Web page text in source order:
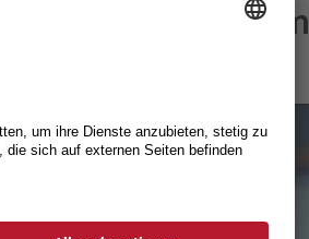
ist das Podium im
um